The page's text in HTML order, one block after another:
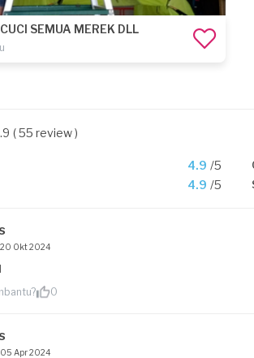
SEMUA MEREK DLL
( 55 review )
4.9 /5
4.9 /5
20 Okt 2024
0
05 Apr 2024